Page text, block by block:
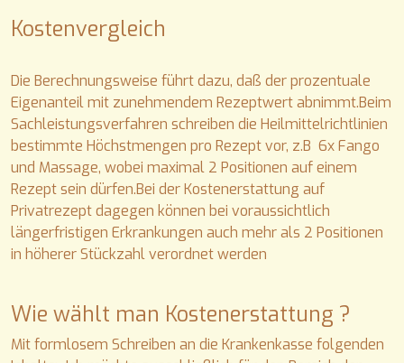
Kostenvergleich
Die Berechnungsweise führt dazu, daß der prozentuale
Eigenanteil mit zunehmendem Rezeptwert abnimmt.Beim
Sachleistungsverfahren schreiben die Heilmittelrichtlinien
bestimmte Höchstmengen pro Rezept vor, z.B 6x Fango
und Massage, wobei maximal 2 Positionen auf einem
Rezept sein dürfen.Bei der Kostenerstattung auf
Privatrezept dagegen können bei voraussichtlich
längerfristigen Erkrankungen auch mehr als 2 Positionen
in höherer Stückzahl verordnet werden
Wie wählt man Kostenerstattung ?
Mit formlosem Schreiben an die Krankenkasse folgenden